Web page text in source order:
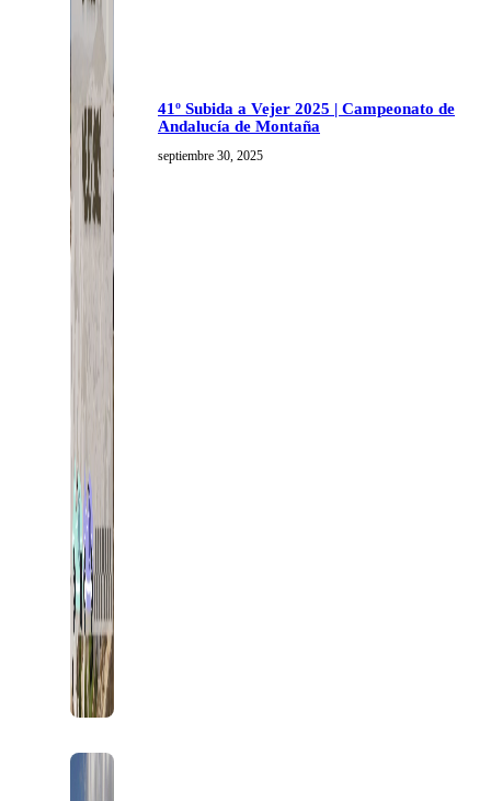
41º Subida a Vejer 2025 | Campeonato de
Andalucía de Montaña
septiembre 30, 2025